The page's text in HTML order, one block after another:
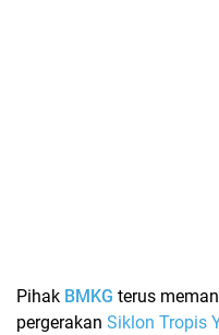
Pihak BMKG terus
pergerakan Siklon Tropis